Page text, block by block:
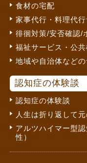
食材の宅配
家事代行・料理代行
徘徊対策/安否確認/
福祉サービス・公
地域や自治体などの
認知症の体験談
認知症の体験談
人生は折り返して
アルツハイマー型
性）